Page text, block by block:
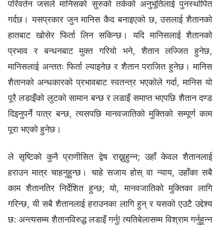
परिवर्तन जसले मानिसको सुरुको तर्कको अनुभूतिलाई पुनर्स्थापित
गर्दछ। यसप्रकार जुन मानिस कैद बनाइएको छ, उसलाई शैतानको
हातबाट खोसेर फिर्ता लिन सकिन्छ। यदि मानिसलाई शैतानको
प्रभाव र बन्धनबाट मुक्त गरियो भने, शैतान लज्जित हुनेछ,
मानिसलाई अन्ततः फिर्ता ल्याइनेछ र शैतान पराजित हुनेछ। मानिस
शैतानको अन्धकारको प्रभावबाट स्वतन्त्र भएकोले गर्दा, मानिस यो
पूरै लडाइँको लुटको सामान बन्छ र लडाइँ समाप्त भएपछि शैतान दण्ड
दिइनुपर्ने पात्र बन्छ, त्यसपछि मानवजातिको मुक्तिको सम्पूर्ण काम
पूरा भएको हुनेछ।
ले सृष्टिको कुनै प्राणीसित द्वेष राख्नुहुन्न; उहाँ केवल शैतानलाई
हराउन मात्र चाहनुहुन्छ। चाहे सजाय होस् वा न्याय, उहाँका सबै
काम शैतानतिर निर्देशित हुन्छ; यो, मानवजातिको मुक्तिका लागि
गरिन्छ, यी सबै शैतानलाई हराउनका लागि हुन् र यसको एउटै उद्देश्य
छ: अन्त्यसम्म शैतानविरुद्ध लडाइँ गर्नु! त्यतिबेलासम्म विश्राम गर्नुहुन्न